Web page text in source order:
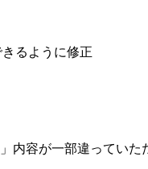
るように修正
内容が一部違っていた